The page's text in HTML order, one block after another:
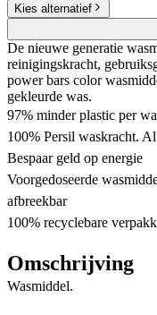
Kies alternatief
De nieuwe generatie
reinigingskracht,
power bars color
gekleurde was.
97% minder plastic per
100% Persil waskracht.
Bespaar geld op energie
Voorgedoseerde
afbreekbar
100% recyclebare
Omschrijving
Wasmiddel.